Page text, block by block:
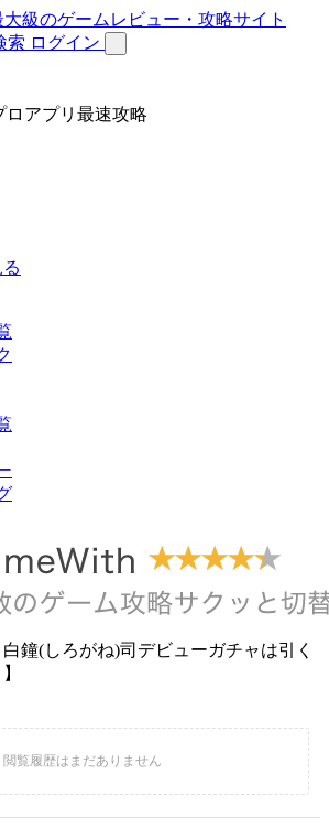
索 ログイン
ロアプリ最速攻略
白鐘(しろがね)司デビューガチャは引く